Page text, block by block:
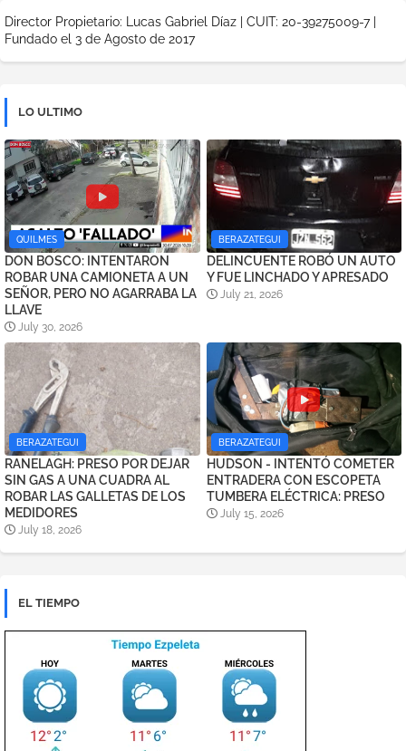
Director Propietario: Lucas Gabriel Díaz | CUIT: 20-39275009-7 |
Fundado el 3 de Agosto de 2017
LO ULTIMO
QUILMES
DON BOSCO: INTENTARON
ROBAR UNA CAMIONETA A UN
SEÑOR, PERO NO AGARRABA LA
LLAVE
July 30, 2026
BERAZATEGUI
DELINCUENTE ROBÓ UN AUTO
Y FUE LINCHADO Y APRESADO
July 21, 2026
BERAZATEGUI
RANELAGH: PRESO POR DEJAR
SIN GAS A UNA CUADRA AL
ROBAR LAS GALLETAS DE LOS
MEDIDORES
July 18, 2026
BERAZATEGUI
HUDSON - INTENTÓ COMETER
ENTRADERA CON ESCOPETA
TUMBERA ELÉCTRICA: PRESO
July 15, 2026
EL TIEMPO